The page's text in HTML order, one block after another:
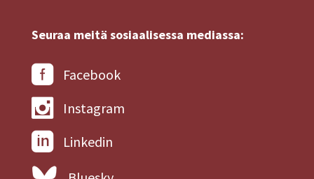
Seuraa meitä sosiaalisessa mediassa:
Facebook
Instagram
Linkedin